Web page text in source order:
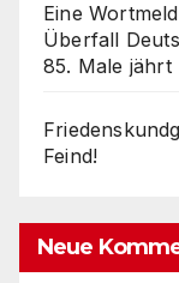
Eine
Überfall
85. Male jährt
Feind!
Neue